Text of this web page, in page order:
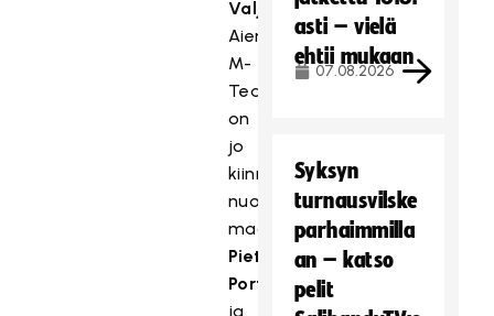
Valjakka.
Aiemmin
M-
Team
on
jo
kiinnittänyt
nuorten
maajoukkuepelaajansa
Pietari
Porttikiven
ja
asti – vielä
ehtii mukaan
07.08.2026
Syksyn
turnausvilske
parhaimmilla
an – katso
pelit